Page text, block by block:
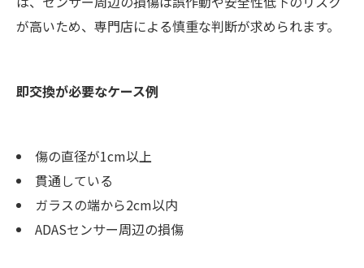
が高いため、専門店による慎重な判断が求められます。
即交換が必要なケース例
傷の直径が1cm以上
貫通している
ガラスの端から2cm以内
ADASセンサー周辺の損傷